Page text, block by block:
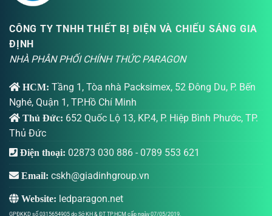
CÔNG TY TNHH THIẾT BỊ ĐIỆN VÀ CHIẾU SÁNG GIA
ĐỊNH
NHÀ PHÂN PHỐI CHÍNH THỨC PARAGON
HCM: Tầng 1, Tòa nhà Packsimex, 52 Đông Du, P. Bến
Nghé, Quận 1, TP.Hồ Chí Minh
Thủ Đức: 652 Quốc Lộ 13, KP.4, P. Hiệp Bình Phước, TP.
Thủ Đức
Điện thoại: 02873 030 886 - 0789 553 621
Email: cskh@giadinhgroup.vn
Website: ledparagon.net
GPĐKKD số 0315654905 do Sở KH & ĐT TP.HCM cấp ngày 07/05/2019.